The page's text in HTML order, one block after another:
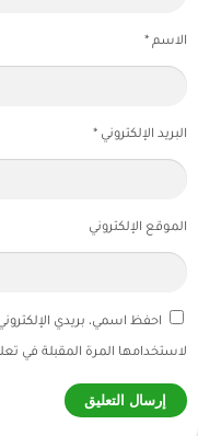
الاسم *
البريد الإلكتروني *
الموقع الإلكتروني
احفظ اسمي، بريدي
لاستخدامها المرة المقبلة في